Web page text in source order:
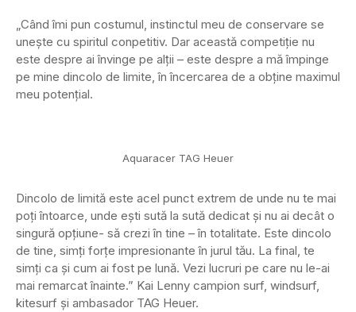
„Când îmi pun costumul, instinctul meu de conservare se
unește cu spiritul conpetitiv. Dar această competiție nu
este despre ai învinge pe alții – este despre a mă împinge
pe mine dincolo de limite, în încercarea de a obține maximul
meu potențial.
Aquaracer TAG Heuer
Dincolo de limită este acel punct extrem de unde nu te mai
poți întoarce, unde ești sută la sută dedicat și nu ai decât o
singură opțiune- să crezi în tine – în totalitate. Este dincolo
de tine, simți forțe impresionante în jurul tău. La final, te
simți ca și cum ai fost pe lună. Vezi lucruri pe care nu le-ai
mai remarcat înainte.” Kai Lenny campion surf, windsurf,
kitesurf și ambasador TAG Heuer.